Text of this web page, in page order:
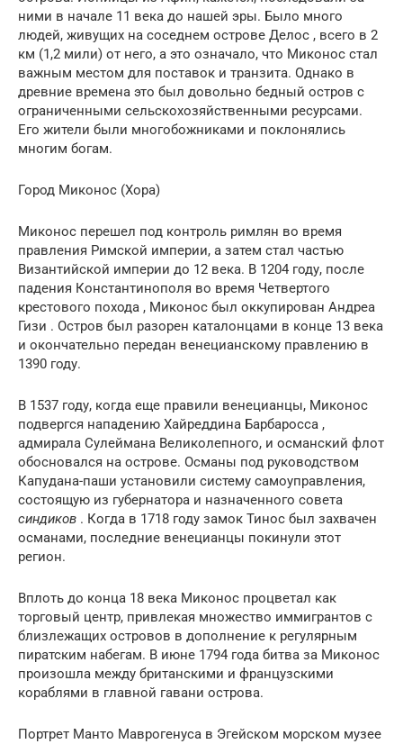
ними в начале 11 века до нашей эры. Было много
людей, живущих на соседнем острове Делос , всего в 2
км (1,2 мили) от него, а это означало, что Миконос стал
важным местом для поставок и транзита. Однако в
древние времена это был довольно бедный остров с
ограниченными сельскохозяйственными ресурсами.
Его жители были многобожниками и поклонялись
многим богам.
Город Миконос (Хора)
Миконос перешел под контроль римлян во время
правления Римской империи, а затем стал частью
Византийской империи до 12 века. В 1204 году, после
падения Константинополя во время Четвертого
крестового похода , Миконос был оккупирован Андреа
Гизи . Остров был разорен каталонцами в конце 13 века
и окончательно передан венецианскому правлению в
1390 году.
В 1537 году, когда еще правили венецианцы, Миконос
подвергся нападению Хайреддина Барбаросса ,
адмирала Сулеймана Великолепного, и османский флот
обосновался на острове. Османы под руководством
Капудана-паши установили систему самоуправления,
состоящую из губернатора и назначенного совета
синдиков . Когда в 1718 году замок Тинос был захвачен
османами, последние венецианцы покинули этот
регион.
Вплоть до конца 18 века Миконос процветал как
торговый центр, привлекая множество иммигрантов с
близлежащих островов в дополнение к регулярным
пиратским набегам. В июне 1794 года битва за Миконос
произошла между британскими и французскими
кораблями в главной гавани острова.
Портрет Манто Маврогенуса в Эгейском морском музее